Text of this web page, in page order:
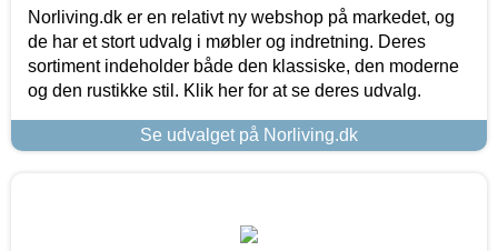
Norliving.dk er en relativt ny webshop på markedet, og
de har et stort udvalg i møbler og indretning. Deres
sortiment indeholder både den klassiske, den moderne
og den rustikke stil. Klik her for at se deres udvalg.
Se udvalget på Norliving.dk